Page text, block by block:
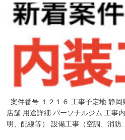
案件番号 １２１６ 工事予定地 静
店舗 用途詳細 パーソナルジム 工事
明、配線等） 設備工事（空調、消